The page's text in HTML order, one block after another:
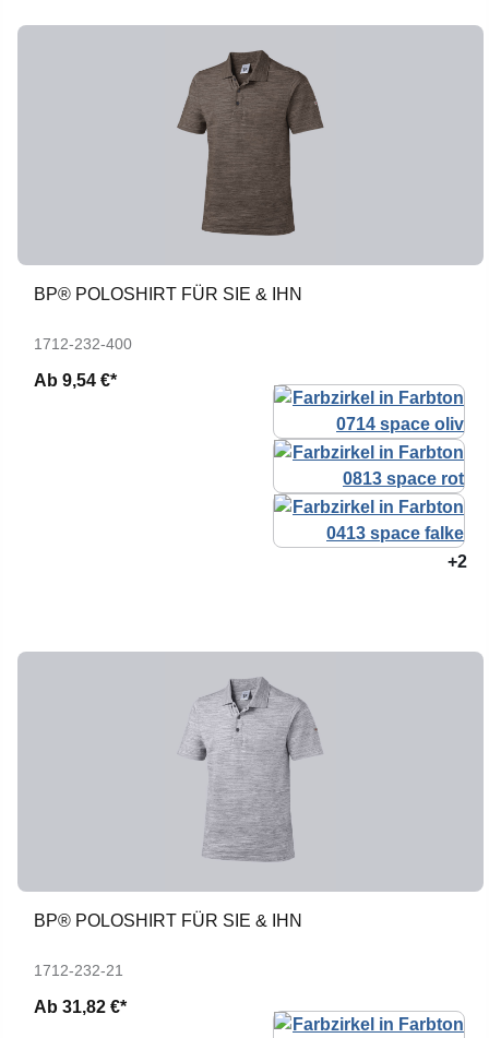
BP® POLOSHIRT FÜR SIE & IHN
1712-232-400
Ab 9,54 €*
+2
BP® POLOSHIRT FÜR SIE & IHN
1712-232-21
Ab 31,82 €*